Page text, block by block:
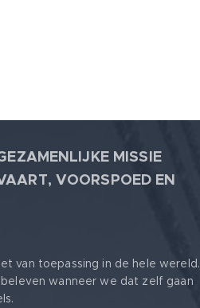
MISSIE
VOORSPOED EN
van toepassing in de hele wereld.
wanneer we dat zelf gaan